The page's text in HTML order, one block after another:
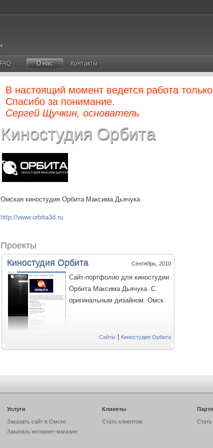
FAQ О нас Контакты
В настоящий момент ведется работа
Спасибо за понимание.
Сергей Щучкин, основатель
Киностудия Орбита
Омская киностудия Орбита Максима Дьячука
http://www.orbita3d.ru
Проекты
Киностудия Орбита
Сентябрь, 2010
Сайт-портфолио для киностудии
Орбита Максима Дьячука. С
оригинальным дизайном. Омск.
Сайты| Киностудия Орбита
Услуги
Заказать сайт в Омске
Заказать интернет-магазин
Клиенты
Стать клиентом